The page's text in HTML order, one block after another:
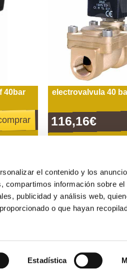
el contenido y los
información sobre el
publicidad y análisis web,
o que hayan
Estadística
40bar
electrovalvula 40
116,16€
de envío gratis
superiores a 120 €
del Cinca calle B, nº2 22300